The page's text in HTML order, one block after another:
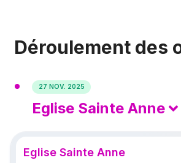
Déroulement des
27 NOV. 2025
Eglise Sainte Anne
Eglise Sainte Anne